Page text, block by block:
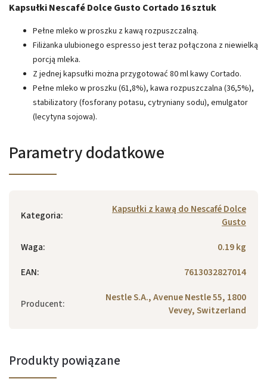
Kapsułki Nescafé Dolce Gusto Cortado 16 sztuk
Pełne mleko w proszku z kawą rozpuszczalną.
Filiżanka ulubionego espresso jest teraz połączona z niewielką
porcją mleka.
Z jednej kapsułki można przygotować 80 ml kawy Cortado.
Pełne mleko w proszku (61,8%), kawa rozpuszczalna (36,5%),
stabilizatory (fosforany potasu, cytryniany sodu), emulgator
(lecytyna sojowa).
Parametry dodatkowe
Kategoria:
Kapsułki z kawą do Nescafé Dolce
Gusto
Waga:
0.19 kg
EAN: 7613032827014
Producent:
Nestle S.A., Avenue Nestle 55, 1800
Vevey, Switzerland
Produkty powiązane